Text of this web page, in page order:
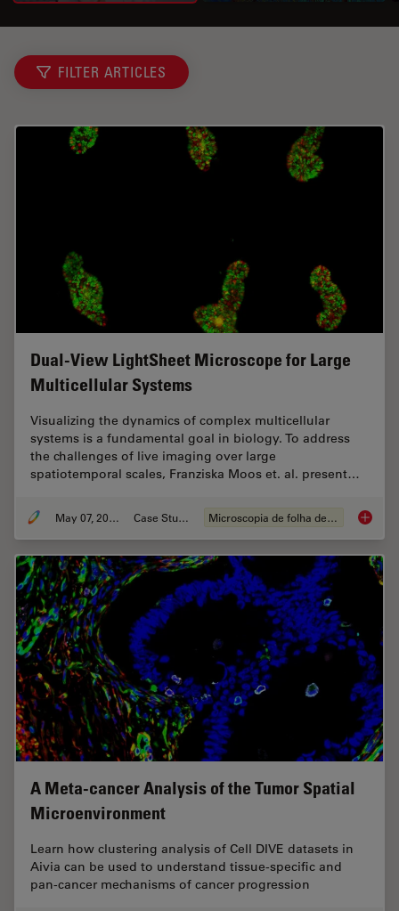
FILTER ARTICLES
Dual-View LightSheet Microscope for Large
Multicellular Systems
Visualizing the dynamics of complex multicellular
systems is a fundamental goal in biology. To address
the challenges of live imaging over large
spatiotemporal scales, Franziska Moos et. al. present…
May 07, 2024 Case Study Microscopia de folha de luz Dual-
A Meta-cancer Analysis of the Tumor Spatial
Microenvironment
Learn how clustering analysis of Cell DIVE datasets in
Aivia can be used to understand tissue-specific and
pan-cancer mechanisms of cancer progression